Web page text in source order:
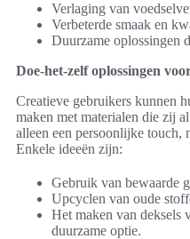
Verlaging van
Verbeterde smaak en
Duurzame oplossingen
Doe-het-zelf oplossingen
Creatieve gebruikers kunnen
maken met materialen die zij
alleen een persoonlijke touch,
Enkele ideeën zijn:
Gebruik van bewaarde
Upcyclen van oude
Het maken van deksels
duurzame optie.